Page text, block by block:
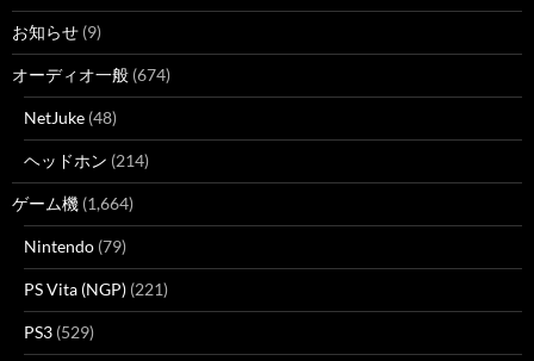
お知らせ (9)
オーディオ一般 (674)
NetJuke (48)
ヘッドホン (214)
ゲーム機 (1,664)
Nintendo (79)
PS Vita (NGP) (221)
PS3 (529)